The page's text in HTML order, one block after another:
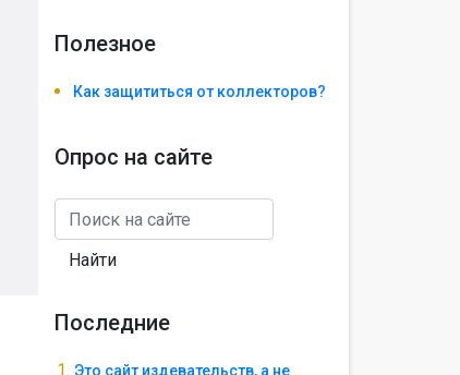
Полезноe
Как защититься от коллекторов?
Опрос на сайте
Найти
Последние
Это сайт издевательств, а не